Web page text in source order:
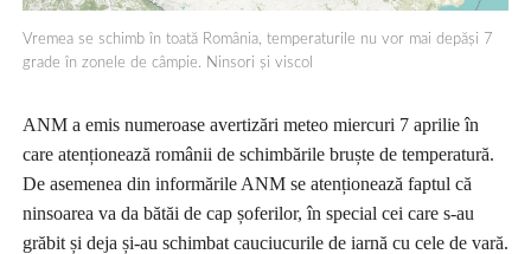
Vremea se schimb în toată România, temperaturile nu vor mai depăși 7
grade în zonele de câmpie. Ninsori și viscol
ANM a emis numeroase avertizări meteo miercuri 7 aprilie în
care atenționează românii de schimbările bruște de temperatură.
De asemenea din informările ANM se atenționează faptul că
ninsoarea va da bătăi de cap șoferilor, în special cei care s-au
grăbit și deja și-au schimbat cauciucurile de iarnă cu cele de vară.